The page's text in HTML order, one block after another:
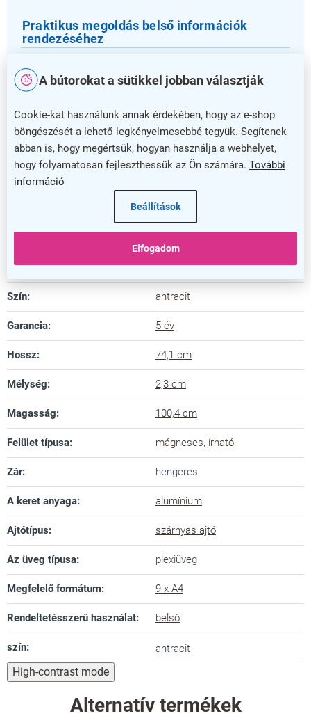
A bútorokat a sütikkel jobban választják
Cookie-kat használunk annak érdekében, hogy az e-shop
böngészését a lehető legkényelmesebbé tegyük. Segítenek
abban is, hogy megértsük, hogyan használja a webhelyet,
hogy folyamatosan fejleszthessük az Ön számára. További
információ
Beállítások
Elfogadom
Praktikus megoldás belső információk
rendezéséhez
Ez a vitrin 9 darab A4 méretű dokumentum egyidejű
elhelyezésére készül, így tökéletesen alkalmas több
A szárnyas zárható ajtó könnyű hozzáférést biztosít,
miközben megvéd a jogosulatlan hozzáféréstől.
Válassza ezt az elegáns és praktikus információs
vitrint, hogy növelje a munkahelyi vagy közösségi tér
átláthatóságát és rendezettségét!
Kiegészítő paraméterek
Kategória: Plakáttartó vitrinek
Szín: antracit
Garancia: 5 év
Hossz: 74,1 cm
Mélység: 2,3 cm
Magasság: 100,4 cm
Felület típusa: mágneses, írható
Zár: hengeres
A keret anyaga: alumínium
Ajtótípus: szárnyas ajtó
Az üveg típusa: plexiüveg
Megfelelő formátum: 9 x A4
Rendeltetésszerű használat: belső
szín: antracit
High-contrast mode
Alternatív termékek